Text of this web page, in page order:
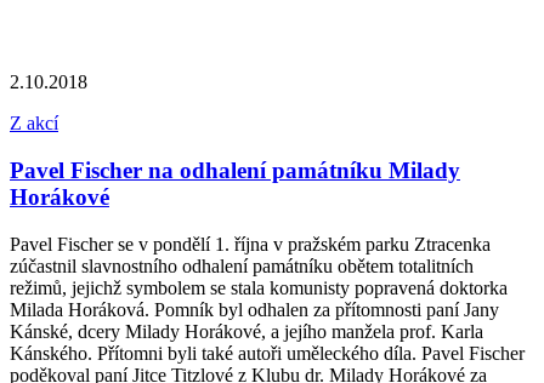
2.10.2018
Z akcí
Pavel Fischer na odhalení památníku Milady
Horákové
Pavel Fischer se v pondělí 1. října v pražském parku Ztracenka
zúčastnil slavnostního odhalení památníku obětem totalitních
režimů, jejichž symbolem se stala komunisty popravená doktorka
Milada Horáková. Pomník byl odhalen za přítomnosti paní Jany
Kánské, dcery Milady Horákové, a jejího manžela prof. Karla
Kánského. Přítomni byli také autoři uměleckého díla. Pavel Fischer
poděkoval paní Jitce Titzlové z Klubu dr. Milady Horákové za